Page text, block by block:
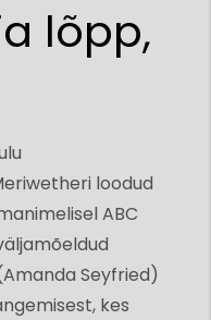
lõpp,
loodud
ABC
Seyfried)
kes